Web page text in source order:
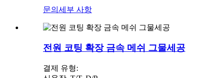
문의 세부 사항
전원 코팅 확장 금속 메쉬 그물세공
결제 유형: